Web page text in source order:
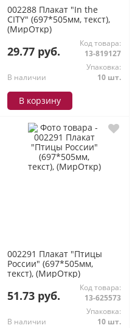
002288 Плакат "In the
CITY" (697*505мм, текст),
(МирОткр)
29.77 руб.
Код товара:
13-819127
В наличии
Упаковка:
10 шт.
В корзину
002291 Плакат "Птицы
России" (697*505мм,
текст), (МирОткр)
51.73 руб.
Код товара:
13-625573
В наличии
Упаковка:
10 шт.